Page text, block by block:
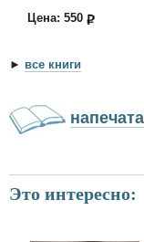
Цена: 550
► все книги
Это интересно: